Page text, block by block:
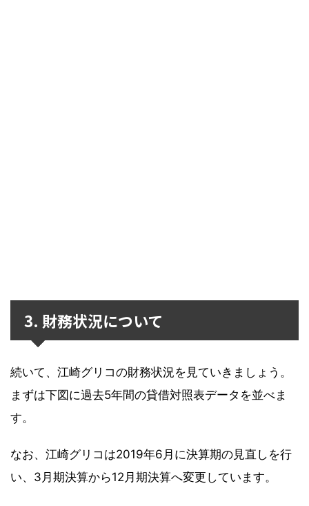
3. 財務状況について
続いて、江崎グリコの財務状況を見ていきましょう。
まずは下図に過去5年間の貸借対照表データを並べま
す。
なお、江崎グリコは2019年6月に決算期の見直しを行
い、3月期決算から12月期決算へ変更しています。